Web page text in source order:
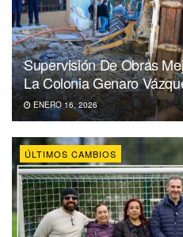
Supervisión De Obras
La Colonia Genaro
ENERO 16, 2026
ÚLTIMOS CAMBIOS